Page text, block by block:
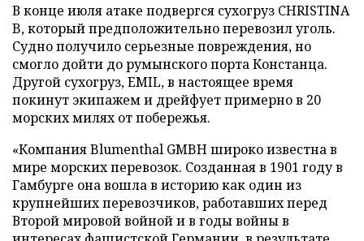
В конце июля атаке подвергся сухогруз CHRISTINA
B, который предположительно перевозил уголь.
Судно получило серьезные повреждения, но
смогло дойти до румынского порта Констанца.
Другой сухогруз, EMIL, в настоящее время
покинут экипажем и дрейфует примерно в 20
морских милях от побережья.
«Компания Blumenthal GMBH широко известна в
мире морских перевозок. Созданная в 1901 году в
Гамбурге она вошла в историю как один из
крупнейших перевозчиков, работавших перед
Второй мировой войной и в годы войны в